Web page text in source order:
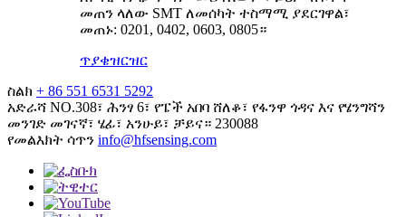
መጠን ላለው SMT ለመሰካት ተስማሚ ያደርገዋል፣
መጠኑ: 0201, 0402, 0603, 0805።
ጥያቄዝርዝር
ስልክ + 86 551 6531 5292
አድራሻ NO.308፣ ሕንፃ 6፣ የፔች አበባ ሸለቆ፣ የፋንዋ ጎዳና እና የሄንግሻን
መንገድ መገናኛ፣ ሄፊ፣ አንሁይ፣ ቻይና። 230088
የመልእክት ሳጥን info@hfsensing.com